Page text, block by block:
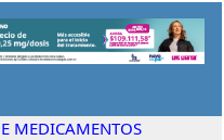
MEDICAMENTOS